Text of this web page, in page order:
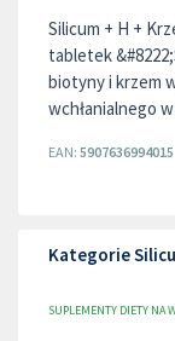
Silicum + H +
tabletek
biotyny i krzem
wchłanialnego
EAN: 5907636994015
Kategorie
SUPLEMENTY DIETY NA